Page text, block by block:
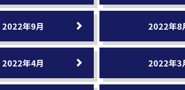
2022年9月 2022年8
2022年4月 2022年3